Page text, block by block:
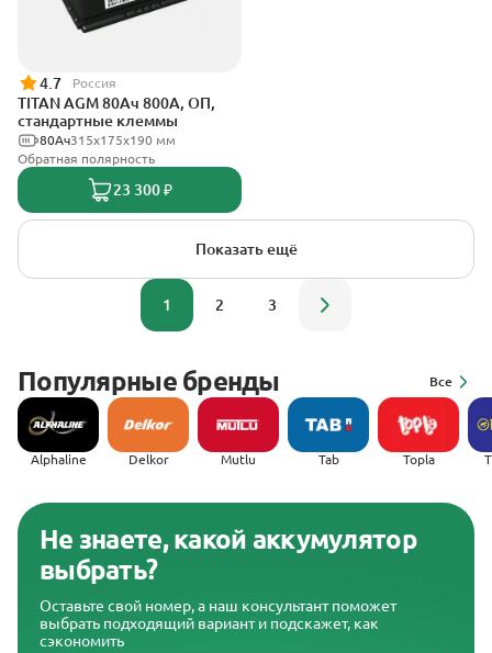
4.7 Россия
TITAN AGM 80Ач 800А, ОП,
стандартные клеммы
315x175x190 мм
80Ач
Обратная полярность
23 300 ₽
Показать ещё
1 2 3
Популярные бренды Все
Alphaline Delkor Mutlu Tab Topla
Не знаете, какой аккумулятор
выбрать?
Оставьте свой номер, а наш консультант поможет
выбрать подходящий вариант и подскажет, как
сэкономить